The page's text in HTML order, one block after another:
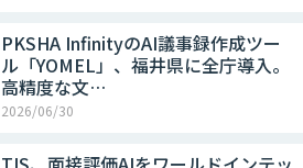
PKSHA InfinityのAI議事録作成ツー
ル「YOMEL」、福井県に全庁導入。
高精度な文…
2026/06/30